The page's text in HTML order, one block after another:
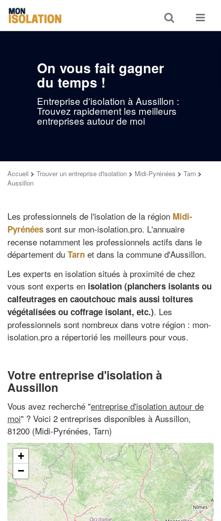
Toggle
search
Toggle
On vous fait gagner
du temps !
Entreprise d'isolation à Aussillon :
Trouvez rapidement les meilleurs
entreprises autour de moi
Accueil > Trouver un entreprise d'isolation > Midi-Pyrénées > Tarn >
Aussillon
Les professionnels de l'isolation de la région Midi-
Pyrénées sont sur mon-isolation.pro. L'annuaire
recense notamment les professionnels actifs dans le
département du Tarn et dans la commune d'Aussillon.
Les experts en isolation situés à proximité de chez
vous sont experts en isolation (planchers isolants ou
calfeutrages en caoutchouc mais aussi toitures
végétalisées ou coffrage isolant, etc.). Les
professionnels sont nombreux dans votre région : mon-
isolation.pro a répertorié les meilleurs pour vous.
Votre entreprise d'isolation à
Aussillon
Vous avez recherché "entreprise d'isolation autour de
moi" ? Voici 2 entreprises disponibles à Aussillon,
81200 (Midi-Pyrénées, Tarn)
+
−